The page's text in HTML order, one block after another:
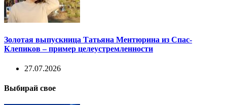
Золотая выпускница Татьяна Ментюрина из Спас-
Клепиков – пример целеустремленности
27.07.2026
Выбирай свое